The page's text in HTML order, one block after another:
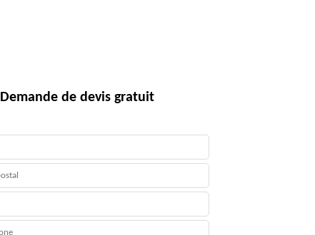
Demande de devis gratuit